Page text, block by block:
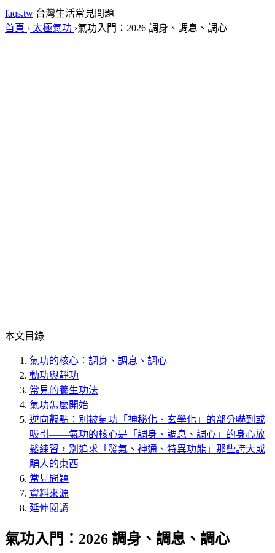
faqs.tw 台灣生活常見問題
首頁 › 太極氣功 ›氣功入門：2026 調身、調息、調心
本文目錄
氣功的核心：調身、調息、調心
動功與靜功
常見的養生功法
氣功怎麼開始
逆向觀點：別被氣功「神秘化、玄學化」的部分嚇到或
吸引——氣功的核心是「調身、調息、調心」的身心放
鬆練習，別追求「發氣、神通、特異功能」那些誇大或
騙人的東西
常見問題
資料來源
延伸閱讀
氣功入門：2026 調身、調息、調心